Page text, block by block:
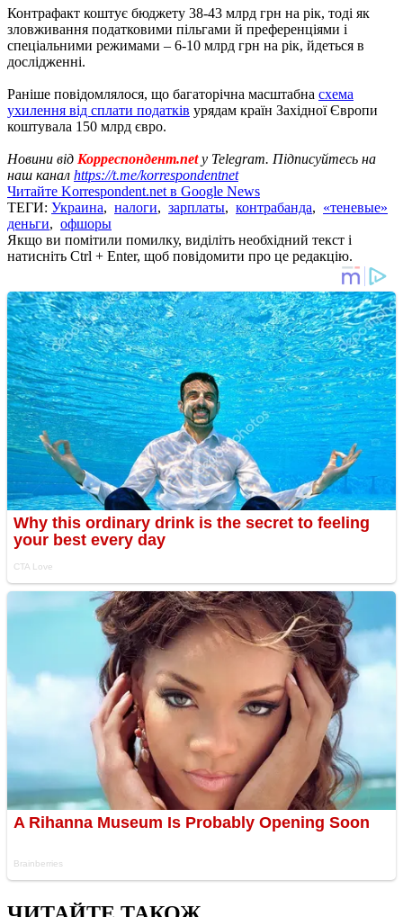
Контрафакт коштує бюджету 38-43 млрд грн на рік, тоді як
зловживання податковими пільгами й преференціями і
спеціальними режимами – 6-10 млрд грн на рік, йдеться в
дослідженні.
Раніше повідомлялося, що багаторічна масштабна схема
ухилення від сплати податків урядам країн Західної Європи
коштувала 150 млрд євро.
Новини від Корреспондент.netу Telegram. Підписуйтесь на
наш канал https://t.me/korrespondentnet
Читайте Korrespondent.net в Google News
ТЕГИ: Украина, налоги, зарплаты, контрабанда, «теневые»
деньги, офшоры
Якщо ви помітили помилку, виділіть необхідний текст і
натисніть Ctrl + Enter, щоб повідомити про це редакцію.